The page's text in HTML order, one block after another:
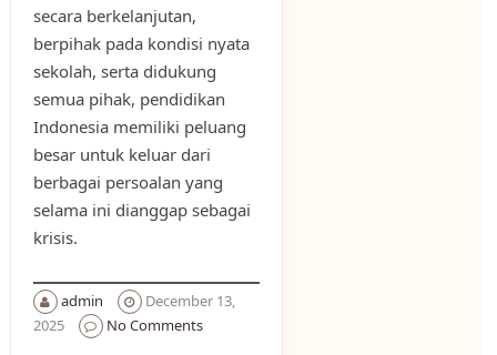
secara berkelanjutan,
berpihak pada kondisi nyata
sekolah, serta didukung
semua pihak, pendidikan
Indonesia memiliki peluang
besar untuk keluar dari
berbagai persoalan yang
selama ini dianggap sebagai
krisis.
admin
December 13,
2025
No Comments